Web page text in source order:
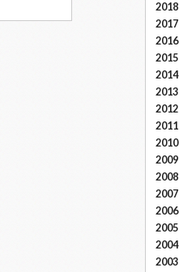
2018
2017
2016
2015
2014
2013
2012
2011
2010
2009
2008
2007
2006
2005
2004
2003